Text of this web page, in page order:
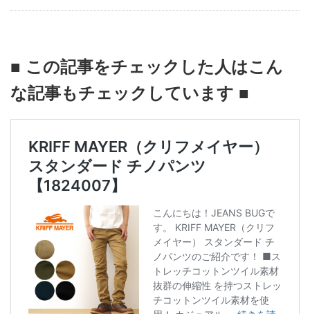
■ この記事をチェックした人はこん
な記事もチェックしています ■